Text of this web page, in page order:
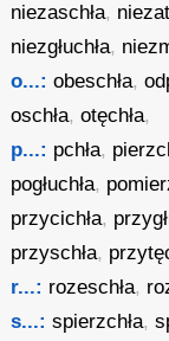
niezaschła,
niezgłuchła,
o...: obeschła,
oschła,otęchła,
p...: pchła,
pogłuchła,
przycichła,
przyschła,
r...: rozeschła,
s...: spierzchła,